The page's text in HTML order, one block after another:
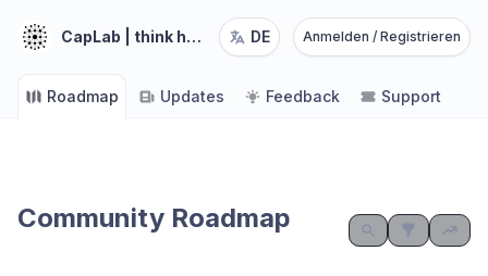
CapLab | think hard - link smart
DE Anmelden / Registrieren
Roadmap Updates Feedback Support
Community Roadmap